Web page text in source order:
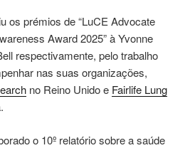
os prémios de “LuCE Advocate
Award 2025” à Yvonne
respectivamente, pelo trabalho
nas suas organizações,
no Reino Unido e Fairlife Lung
o 10º relatório sobre a saúde